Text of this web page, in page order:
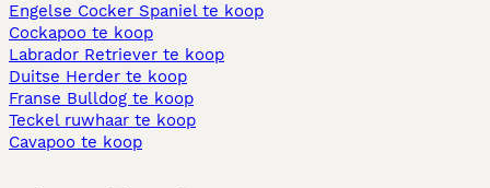
Engelse Cocker Spaniel te koop
Cockapoo te koop
Labrador Retriever te koop
Duitse Herder te koop
Franse Bulldog te koop
Teckel ruwhaar te koop
Cavapoo te koop